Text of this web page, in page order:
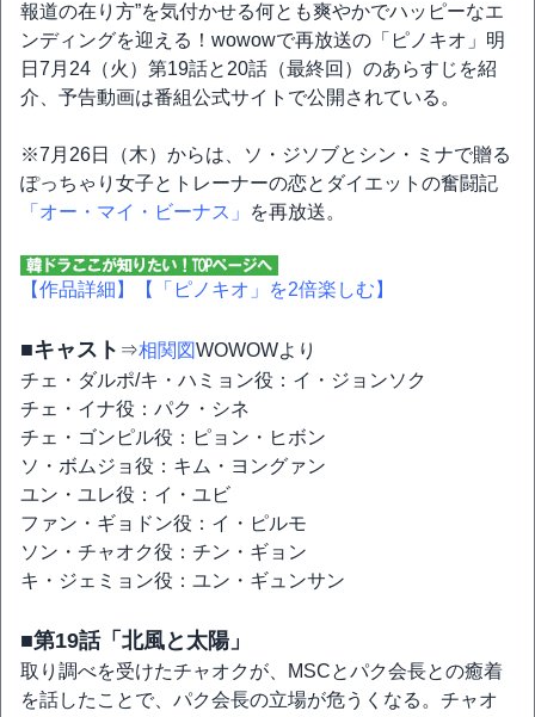
報道の在り方”を気付かせる何とも爽やかでハッピーなエ
ンディングを迎える！wowowで再放送の「ピノキオ」明
日7月24（火）第19話と20話（最終回）のあらすじを紹
介、予告動画は番組公式サイトで公開されている。
※7月26日（木）からは、ソ・ジソブとシン・ミナで贈る
ぽっちゃり女子とトレーナーの恋とダイエットの奮闘記
「オー・マイ・ビーナス」
を再放送。
【作品詳細】 【「ピノキオ」を2倍楽しむ】
■キャスト ⇒相関図WOWOWより
チェ・ダルポ/キ・ハミョン役：イ・ジョンソク
チェ・イナ役：パク・シネ
チェ・ゴンピル役：ピョン・ヒボン
ソ・ボムジョ役：キム・ヨングァン
ユン・ユレ役：イ・ユビ
ファン・ギョドン役：イ・ピルモ
ソン・チャオク役：チン・ギョン
キ・ジェミョン役：ユン・ギュンサン
■第19話「北風と太陽」
取り調べを受けたチャオクが、MSCとパク会長との癒着
を話したことで、パク会長の立場が危うくなる。チャオ